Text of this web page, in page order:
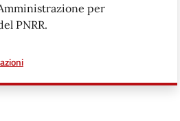
per
PNRR.
a proposito di